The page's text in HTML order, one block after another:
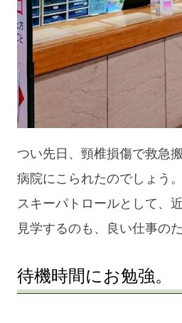
つい先日、頸椎損傷で救急
病院にこられたのでしょう。
スキーパトロールとして、
見学するのも、良い仕事の
待機時間にお勉強。